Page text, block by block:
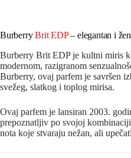
BurberryBrit EDP– elegantan i
Burberry Brit EDP je kultni miris
modernom, razigranom
Burberry, ovaj parfem je savršen
svežeg, slatkog i toplog mirisa.
Ovaj parfem je lansiran 2003.
prepoznatljiv po svojoj
nota koje stvaraju nežan, ali